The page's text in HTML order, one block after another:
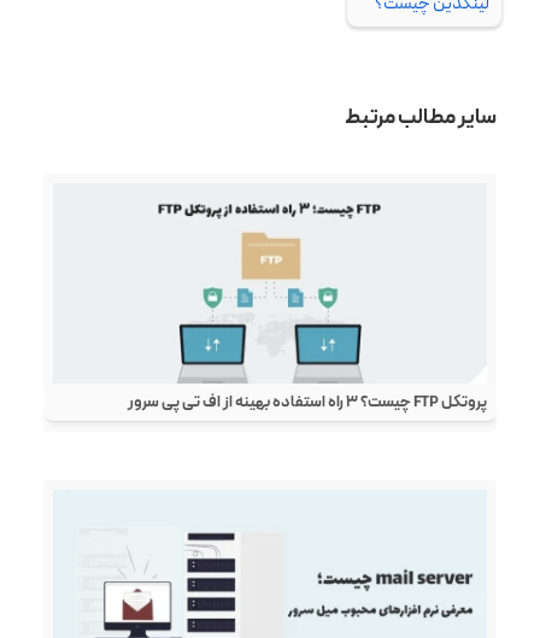
سایر مطالب مرتبط
پروتکل FTP چیست؟ ۳ راه استفاده بهینه از اف تی پی سرور